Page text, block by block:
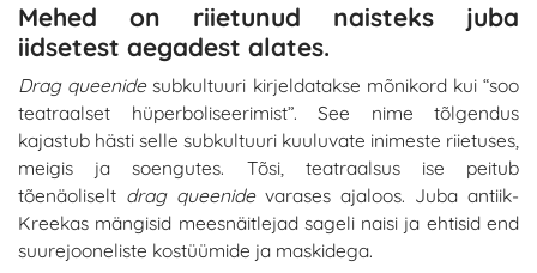
Mehed on riietunud naisteks juba
iidsetest aegadest alates.
Drag queenidesubkultuuri kirjeldatakse mõnikord kui “soo
teatraalset hüperboliseerimist”. See nime tõlgendus
kajastub hästi selle subkultuuri kuuluvate inimeste riietuses,
meigis ja soengutes. Tõsi, teatraalsus ise peitub
tõenäoliselt drag queenidevarases ajaloos. Juba antiik-
Kreekas mängisid meesnäitlejad sageli naisi ja ehtisid end
suurejooneliste kostüümide ja maskidega.